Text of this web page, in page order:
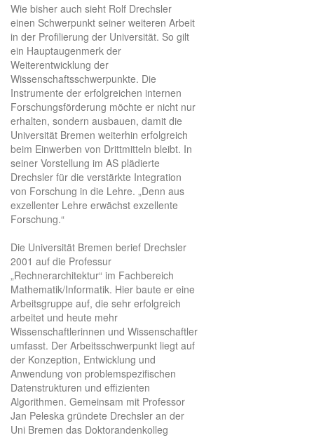
Wie bisher auch sieht Rolf Drechsler
einen Schwerpunkt seiner weiteren Arbeit
in der Profilierung der Universität. So gilt
ein Hauptaugenmerk der
Weiterentwicklung der
Wissenschaftsschwerpunkte. Die
Instrumente der erfolgreichen internen
Forschungsförderung möchte er nicht nur
erhalten, sondern ausbauen, damit die
Universität Bremen weiterhin erfolgreich
beim Einwerben von Drittmitteln bleibt. In
seiner Vorstellung im AS plädierte
Drechsler für die verstärkte Integration
von Forschung in die Lehre. „Denn aus
exzellenter Lehre erwächst exzellente
Forschung.“
Die Universität Bremen berief Drechsler
2001 auf die Professur
„Rechnerarchitektur“ im Fachbereich
Mathematik/Informatik. Hier baute er eine
Arbeitsgruppe auf, die sehr erfolgreich
arbeitet und heute mehr
Wissenschaftlerinnen und Wissenschaftler
umfasst. Der Arbeitsschwerpunkt liegt auf
der Konzeption, Entwicklung und
Anwendung von problemspezifischen
Datenstrukturen und effizienten
Algorithmen. Gemeinsam mit Professor
Jan Peleska gründete Drechsler an der
Uni Bremen das Doktorandenkolleg